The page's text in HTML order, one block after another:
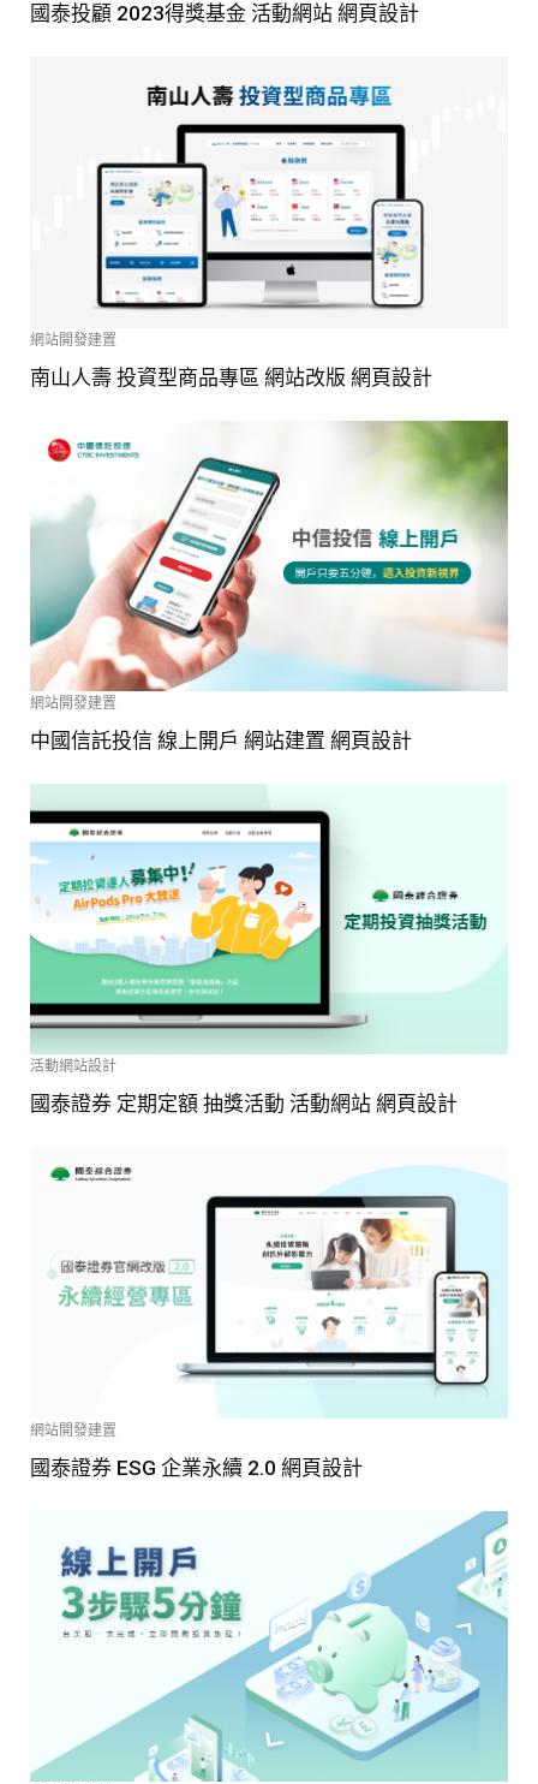
國泰投顧 2023得獎基金 活動網站 網頁設計
網站開發建置
南山人壽 投資型商品專區 網站改版 網頁設計
網站開發建置
中國信託投信 線上開戶 網站建置 網頁設計
活動網站設計
國泰證券 定期定額 抽獎活動 活動網站 網頁設計
網站開發建置
國泰證券 ESG 企業永續 2.0 網頁設計